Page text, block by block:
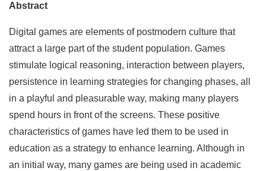
Abstract
Digital games are elements of postmodern culture that
attract a large part of the student population. Games
stimulate logical reasoning, interaction between players,
persistence in learning strategies for changing phases, all
in a playful and pleasurable way, making many players
spend hours in front of the screens. These positive
characteristics of games have led them to be used in
education as a strategy to enhance learning. Although in
an initial way, many games are being used in academic